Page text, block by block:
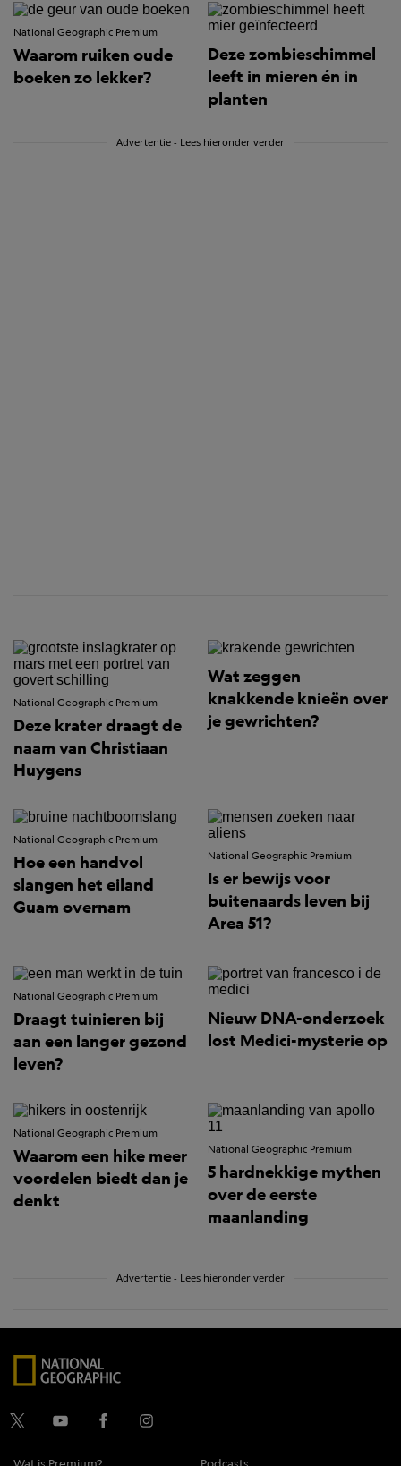
National Geographic Premium
Waarom ruiken oude
boeken zo lekker?
Deze zombieschimmel
leeft in mieren én in
planten
Advertentie - Lees hieronder verder
National Geographic Premium
Deze krater draagt de
naam van Christiaan
Huygens
Wat zeggen
knakkende knieën over
je gewrichten?
National Geographic Premium
Hoe een handvol
slangen het eiland
Guam overnam
National Geographic Premium
Is er bewijs voor
buitenaards leven bij
Area 51?
National Geographic Premium
Draagt tuinieren bij
aan een langer gezond
leven?
Nieuw DNA-onderzoek
lost Medici-mysterie op
National Geographic Premium
Waarom een hike meer
voordelen biedt dan je
denkt
National Geographic Premium
5 hardnekkige mythen
over de eerste
maanlanding
Advertentie - Lees hieronder verder
Wat is Premium? Podcasts